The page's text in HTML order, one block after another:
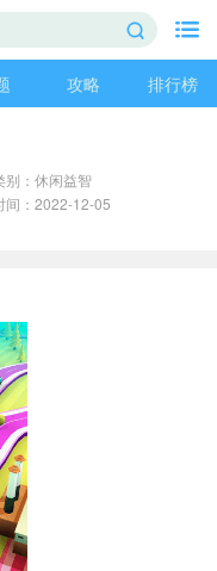
攻略 排行榜
别：休闲益智
间：2022-12-05